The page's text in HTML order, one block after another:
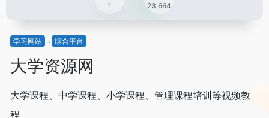
1 23,664
学习网站 综合平台
大学资源网
大学课程、中学课程、小学课程、管理课程培训等视频教
程